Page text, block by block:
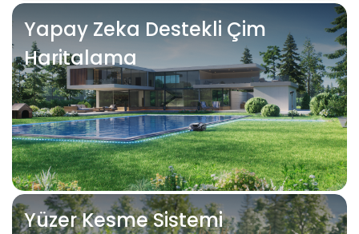
Yapay Zeka Destekli Çim
Haritalama
Yüzer Kesme Sistemi